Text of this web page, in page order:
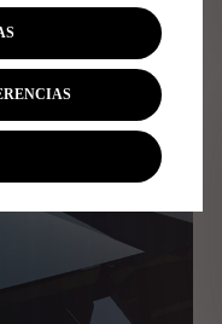
destaca la
tapiceros de DS